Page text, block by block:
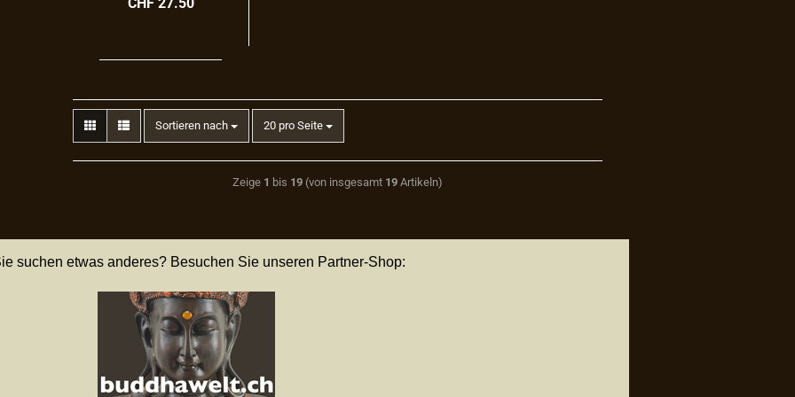
Sortieren nach 20 pro Seite
Zeige 1 bis 19 (von insgesamt 19 Artikeln)
suchen etwas anderes? Besuchen Sie unseren Partner-Shop: